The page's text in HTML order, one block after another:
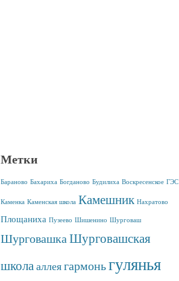
Метки
Бараново Бахариха Богданово Будилиха Воскресенское ГЭС
Каменка Каменская школа Камешник Нахратово
Площаниха Пузеево Шишенино Шурговаш
ШурговашкаШурговашская
школа аллеягармоньгулянья